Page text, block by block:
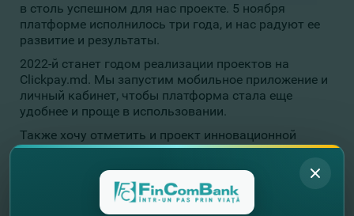
в столь успешном для нас проекте. 5 ноября
платформе исполнилось три года, и нас радуют ее
развитие и результаты.
2022-й станет годом реализации проектов на
Сlickpay.md. Мы запустим мобильное приложение и
личный кабинет, чтобы платформа стала еще
удобнее и проще в использовании.
Также хочу отметить и проект инновационной
карты с кешбэком Rompetrol&FinComBank,
реализован ный на базе платинового продукта от
Mastercard. Этот уникальный продукт на рынке,
помимо скидки за топливо, предоставляет